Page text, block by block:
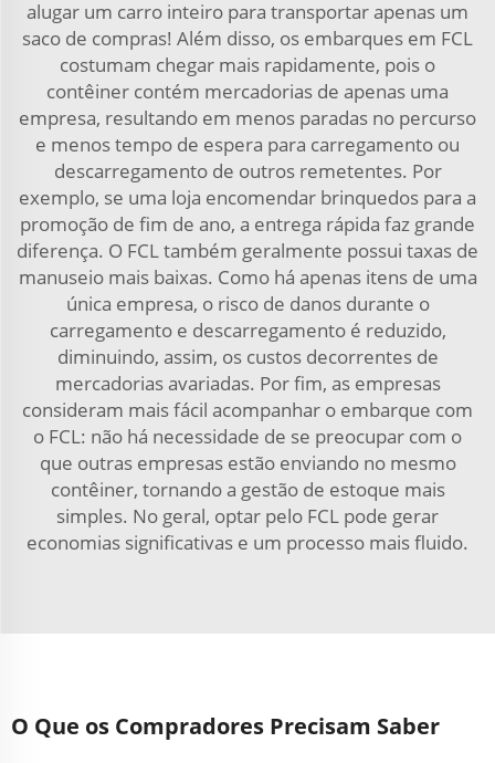
alugar um carro inteiro para transportar apenas um
saco de compras! Além disso, os embarques em FCL
costumam chegar mais rapidamente, pois o
contêiner contém mercadorias de apenas uma
empresa, resultando em menos paradas no percurso
e menos tempo de espera para carregamento ou
descarregamento de outros remetentes. Por
exemplo, se uma loja encomendar brinquedos para a
promoção de fim de ano, a entrega rápida faz grande
diferença. O FCL também geralmente possui taxas de
manuseio mais baixas. Como há apenas itens de uma
única empresa, o risco de danos durante o
carregamento e descarregamento é reduzido,
diminuindo, assim, os custos decorrentes de
mercadorias avariadas. Por fim, as empresas
consideram mais fácil acompanhar o embarque com
o FCL: não há necessidade de se preocupar com o
que outras empresas estão enviando no mesmo
contêiner, tornando a gestão de estoque mais
simples. No geral, optar pelo FCL pode gerar
economias significativas e um processo mais fluido.
O Que os Compradores Precisam Saber